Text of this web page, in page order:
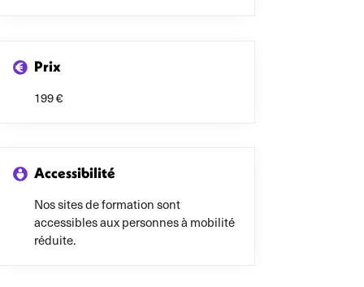
Prix
199 €
Accessibilité
Nos sites de formation sont
accessibles aux personnes à mobilité
réduite.